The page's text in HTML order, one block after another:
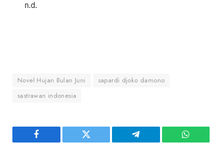
n.d.
Novel Hujan Bulan Juni
sapardi djoko damono
sastrawan indonesia